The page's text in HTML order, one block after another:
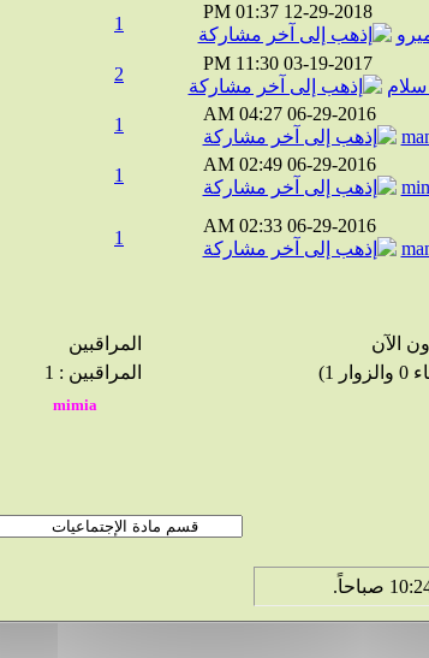
12-29-2018
01:37 PM
1
03-19-2017
11:30 PM
2
06-29-2016
04:27 AM
1
06-29-2016
02:49 AM
1
06-29-2016
02:33 AM
1
الآن
المراقبين
المراقبين : 1